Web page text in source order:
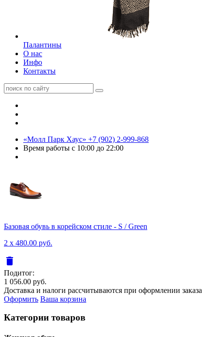
Палантины
О нас
Инфо
Контакты
«Молл Парк Хаус» +7 (902) 2-999-868
Время работы с 10:00 до 22:00
Базовая обувь в корейском стиле - S / Green
2 x 480.00 руб.
delete
Подитог:
1 056.00 руб.
Доставка и налоги рассчитываются при оформлении заказа
Оформить Ваша корзина
Категории товаров